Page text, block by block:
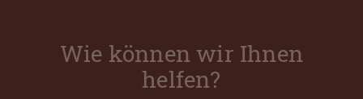
Wie können wir Ihnen
helfen?